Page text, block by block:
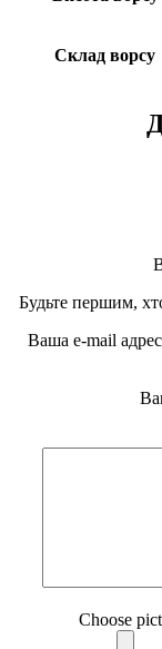
Склад ворсу
Будьте першим,
Ваша e-mail
Choose